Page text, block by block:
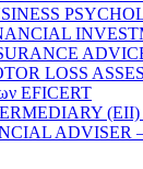
LOSS
EFICERT
(EII)
ADVISER